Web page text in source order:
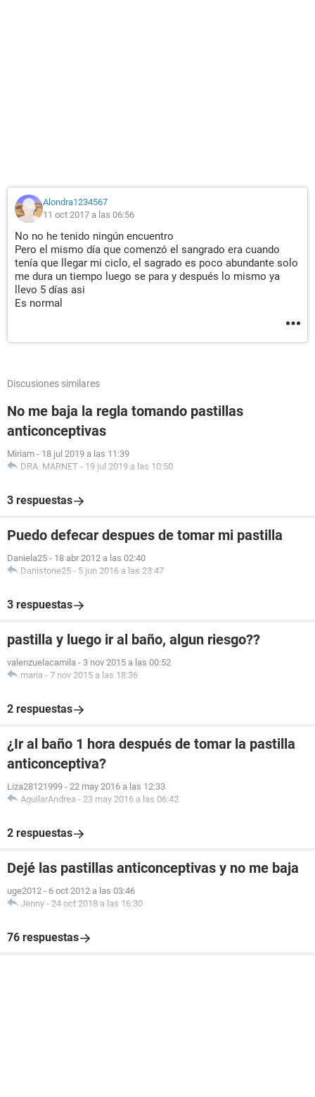
Alondra1234567
11 oct 2017 a las 06:56
No no he tenido ningún encuentro
Pero el mismo día que comenzó el sangrado era cuando
tenía que llegar mi ciclo, el sagrado es poco abundante solo
me dura un tiempo luego se para y después lo mismo ya
llevo 5 días asi
Es normal
Discusiones similares
No me baja la regla tomando pastillas
anticonceptivas
Miriam - 18 jul 2019 a las 11:39
DRA. MARNET - 19 jul 2019 a las 10:50
3 respuestas
Puedo defecar despues de tomar mi pastilla
Daniela25 - 18 abr 2012 a las 02:40
Danistone25 - 5 jun 2016 a las 23:47
3 respuestas
pastilla y luego ir al baño, algun riesgo??
valenzuelacamila - 3 nov 2015 a las 00:52
maria - 7 nov 2015 a las 18:36
2 respuestas
¿Ir al baño 1 hora después de tomar la pastilla
anticonceptiva?
Liza28121999 - 22 may 2016 a las 12:33
AguilarAndrea - 23 may 2016 a las 06:42
2 respuestas
Dejé las pastillas anticonceptivas y no me baja
uge2012 - 6 oct 2012 a las 03:46
Jenny - 24 oct 2018 a las 16:30
76 respuestas